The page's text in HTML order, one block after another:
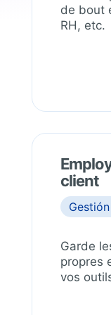
de bout
RH, etc.
client
Garde
propres
vos